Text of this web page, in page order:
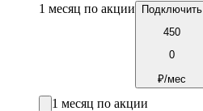
1 месяц по акции
Подключить
450
0
₽/мес
1 месяц по акции